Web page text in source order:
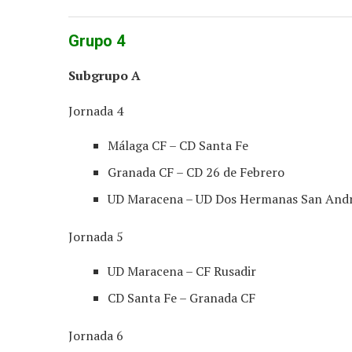
Grupo 4
Subgrupo A
Jornada 4
Málaga CF – CD Santa Fe
Granada CF – CD 26 de Febrero
UD Maracena – UD Dos Hermanas San
Jornada 5
UD Maracena – CF Rusadir
CD Santa Fe – Granada CF
Jornada 6